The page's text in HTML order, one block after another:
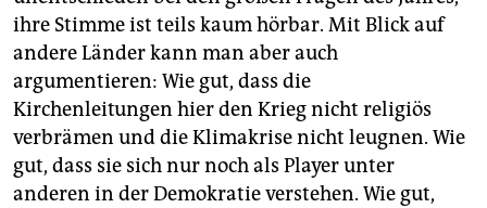
ihre Stimme ist teils kaum hörbar. Mit Blick auf
andere Länder kann man aber auch
argumentieren: Wie gut, dass die
Kirchenleitungen hier den Krieg nicht religiös
verbrämen und die Klimakrise nicht leugnen. Wie
gut, dass sie sich nur noch als Player unter
anderen in der Demokratie verstehen. Wie gut,